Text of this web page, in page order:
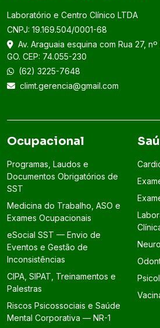
Laboratório e Centro Clínico LTDA
CNPJ: 19.169.504/0001-68
Av. Araguaia esquina com Rua 27,
GO. CEP: 74.055-230
(62) 3225-7648
climt.gerencia@gmail.com
Ocupacional
Programas, Laudos e
Documentos Obrigatórios de
SST
Medicina do Trabalho, ASO e
Exames Ocupacionais
eSocial SST — Envio de
Eventos e Gestão de
Inconsistências
CIPA, SIPAT, Treinamentos e
Palestras
Riscos Psicossociais e Saúde
Mental Corporativa — NR-1